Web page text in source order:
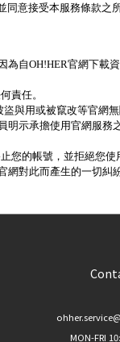
同意接受本服務條款之
自OH!HER官網下載
責任。
與用或被竄改等官網無
明示承擔使用官網服務
您的帳號，並拒絕您使
網對此而產生的一切糾
MON-FRI